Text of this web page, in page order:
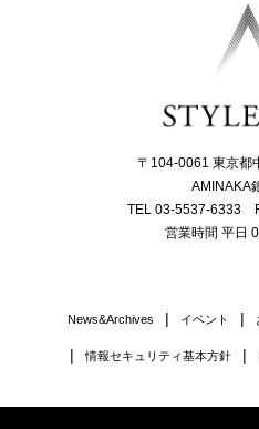
〒104-0061 東京都
AMINAKA
TEL 03-5537-6333
営業時間 平日
News&Archives イベント
情報セキュリティ基本方針